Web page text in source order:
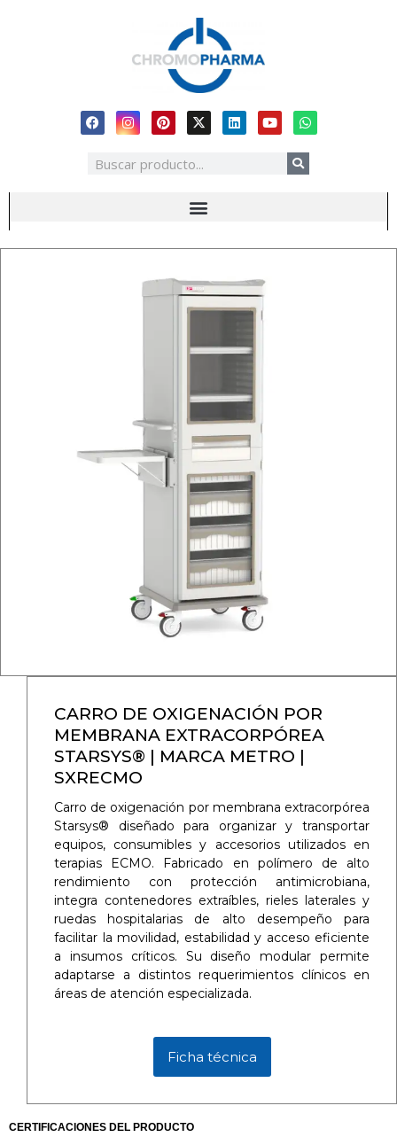
CARRO DE OXIGENACIÓN POR
MEMBRANA EXTRACORPÓREA
STARSYS® | MARCA METRO |
SXRECMO
Carro de oxigenación por membrana extracorpórea
Starsys® diseñado para organizar y transportar
equipos, consumibles y accesorios utilizados en
terapias ECMO. Fabricado en polímero de alto
rendimiento con protección antimicrobiana,
integra contenedores extraíbles, rieles laterales y
ruedas hospitalarias de alto desempeño para
facilitar la movilidad, estabilidad y acceso eficiente
a insumos críticos. Su diseño modular permite
adaptarse a distintos requerimientos clínicos en
áreas de atención especializada.
Ficha técnica
CERTIFICACIONES DEL PRODUCTO